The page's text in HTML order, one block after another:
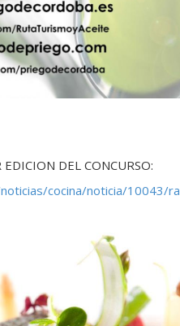
DEL CONCURSO:
cocina/noticia/10043/